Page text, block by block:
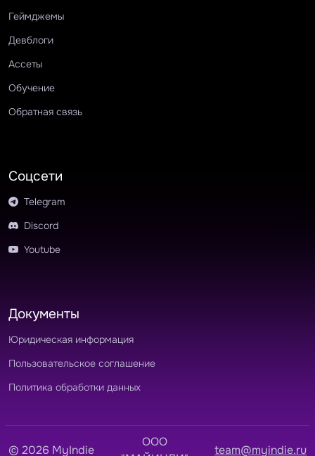
Геймджемы
Девблоги
Ассеты
Обучение
Обратная связь
Соцсети
Telegram
Discord
Youtube
Документы
Юридическая информация
Пользовательское соглашение
Политика обработки данных
© 2026 MyIndie
OOO
team@myindie.ru